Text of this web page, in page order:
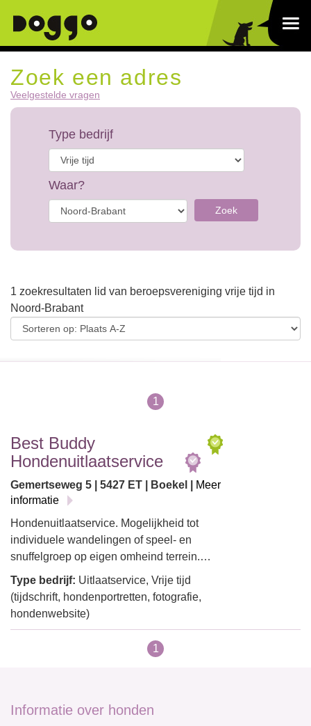
Zoek een adres
Veelgestelde vragen
Type bedrijf
Waar?
Zoek
1 zoekresultaten lid van beroepsvereniging vrije tijd in
Noord-Brabant
1
Best Buddy
Hondenuitlaatservice
Gemertseweg 5 | 5427 ET | Boekel |
Meer
informatie
Hondenuitlaatservice. Mogelijkheid tot
individuele wandelingen of speel- en
snuffelgroep op eigen omheind terrein.…
Type bedrijf: Uitlaatservice, Vrije tijd
(tijdschrift, hondenportretten, fotografie,
hondenwebsite)
1
Informatie over honden